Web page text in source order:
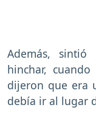
Además,
hinchar,
dijeron que era
debía ir al lugar